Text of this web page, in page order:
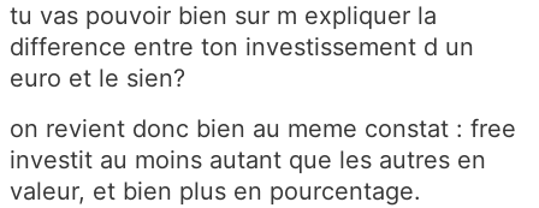
tu vas pouvoir bien sur m expliquer la
difference entre ton investissement d un
euro et le sien?
on revient donc bien au meme constat : free
investit au moins autant que les autres en
valeur, et bien plus en pourcentage.